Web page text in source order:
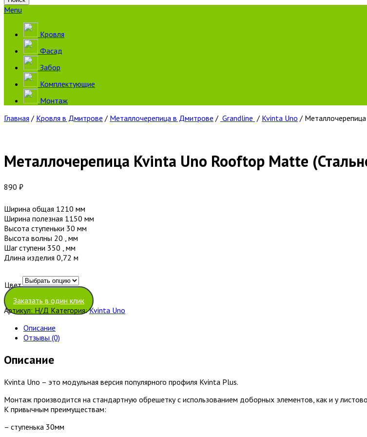
Menu
Кровля
Фасад
Забор
Комплектующие
Монтаж
Главная / Кровля в Дмитрове / Металлочерепица в Дмитрове / Grandline / Kvinta Uno /
Металлочерепица Kvinta Uno Rooftop Matte
890 ₽
Ширина общая 1210 мм
Ширина полезная 1150 мм
Высота ступеньки 30 мм
Высота волны 20 , мм
Шаг ступени 350 , мм
Длина изделия 0,72 м
Цвет
Очистить
Заказать в один клик
Артикул: Н/Д Категория:Kvinta Uno
Описание
Отзывы (0)
Описание
Kvinta Uno – это модульная версия популярного профиля Kvinta Plus.
Монтаж производится на стандартную обрешетку с использованием доборных элементов, как и у
К привычным преимуществам:
– ступенька 30мм